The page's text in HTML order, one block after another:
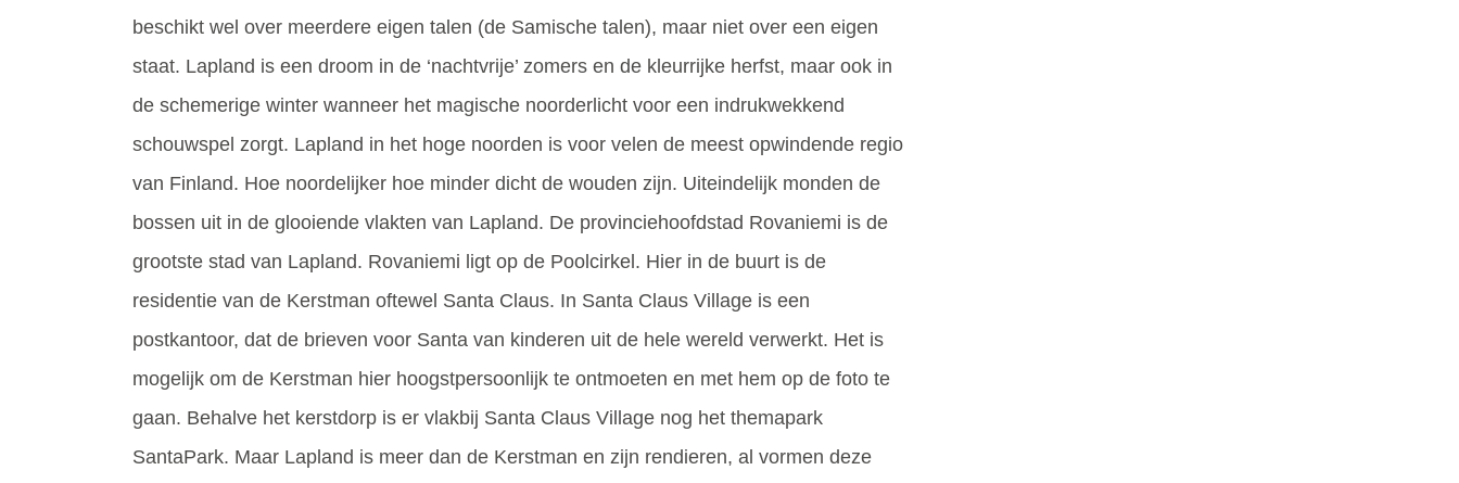
beschikt wel over meerdere eigen talen (de Samische talen), maar niet over een eigen
staat. Lapland is een droom in de ‘nachtvrije’ zomers en de kleurrijke herfst, maar ook in
de schemerige winter wanneer het magische noorderlicht voor een indrukwekkend
schouwspel zorgt. Lapland in het hoge noorden is voor velen de meest opwindende regio
van Finland. Hoe noordelijker hoe minder dicht de wouden zijn. Uiteindelijk monden de
bossen uit in de glooiende vlakten van Lapland. De provinciehoofdstad Rovaniemi is de
grootste stad van Lapland. Rovaniemi ligt op de Poolcirkel. Hier in de buurt is de
residentie van de Kerstman oftewel Santa Claus. In Santa Claus Village is een
postkantoor, dat de brieven voor Santa van kinderen uit de hele wereld verwerkt. Het is
mogelijk om de Kerstman hier hoogstpersoonlijk te ontmoeten en met hem op de foto te
gaan. Behalve het kerstdorp is er vlakbij Santa Claus Village nog het themapark
SantaPark. Maar Lapland is meer dan de Kerstman en zijn rendieren, al vormen deze